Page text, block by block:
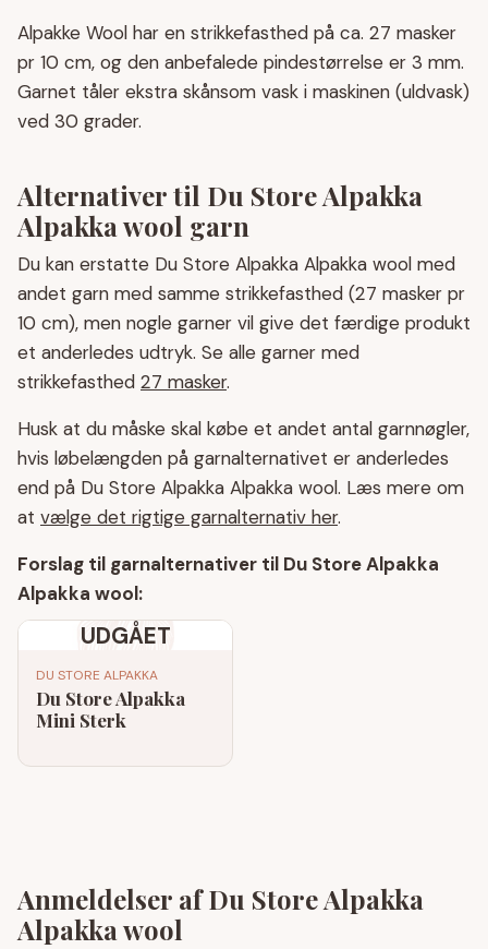
Alpakke Wool har en strikkefasthed på ca. 27 masker
pr 10 cm, og den anbefalede pindestørrelse er 3 mm.
Garnet tåler ekstra skånsom vask i maskinen (uldvask)
ved 30 grader.
Alternativer til Du Store Alpakka
Alpakka wool garn
Du kan erstatte Du Store Alpakka Alpakka wool med
andet garn med samme strikkefasthed (27 masker pr
10 cm), men nogle garner vil give det færdige produkt
et anderledes udtryk. Se alle garner med
strikkefasthed 27 masker.
Husk at du måske skal købe et andet antal garnnøgler,
hvis løbelængden på garnalternativet er anderledes
end på Du Store Alpakka Alpakka wool. Læs mere om
at vælge det rigtige garnalternativ her.
Forslag til garnalternativer til Du Store Alpakka
Alpakka wool:
UDGÅET
DU STORE ALPAKKA
Du Store Alpakka
Mini Sterk
Anmeldelser af Du Store Alpakka
Alpakka wool